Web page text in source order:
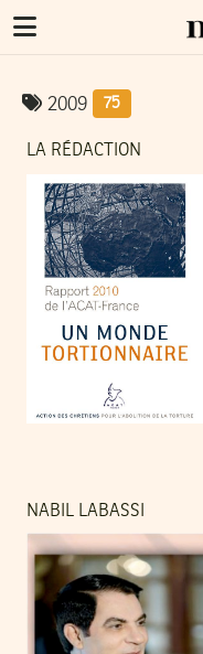
2009 75
LA RÉDACTION
NABIL LABASSI